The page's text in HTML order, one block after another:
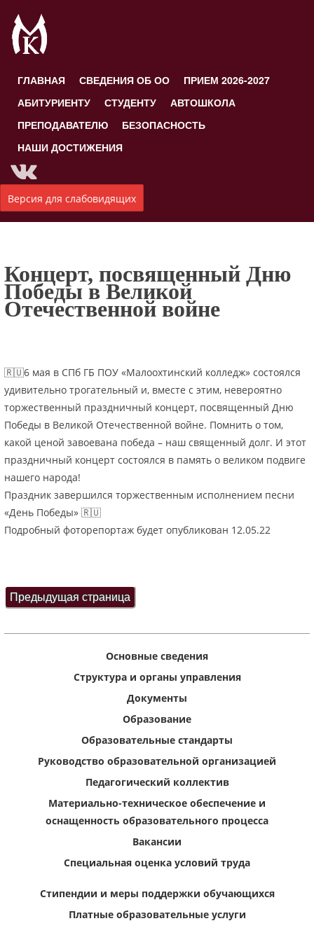
ГЛАВНАЯ СВЕДЕНИЯ ОБ ОО
ПРИЕМ 2026-2027
АБИТУРИЕНТУ
СТУДЕНТУ
АВТОШКОЛА
ПРЕПОДАВАТЕЛЮ
БЕЗОПАСНОСТЬ
НАШИ ДОСТИЖЕНИЯ
Версия для слабовидящих
Концерт, посвященный Дню
Победы в Великой
Отечественной войне
🇷🇺6 мая в СПб ГБ ПОУ «Малоохтинский колледж» состоялся
удивительно трогательный и, вместе с этим, невероятно
торжественный праздничный концерт, посвященный Дню
Победы в Великой Отечественной войне. Помнить о том,
какой ценой завоевана победа – наш священный долг. И этот
праздничный концерт состоялся в память о великом подвиге
нашего народа!
Праздник завершился торжественным исполнением песни
«День Победы» 🇷🇺
Подробный фоторепортаж будет опубликован 12.05.22
Основные сведения
Структура и органы управления
Документы
Образование
Образовательные стандарты
Руководство образовательной организацией
Педагогический коллектив
Материально-техническое обеспечение и
оснащенность образовательного процесса
Вакансии
Специальная оценка условий труда
Стипендии и меры поддержки обучающихся
Платные образовательные услуги